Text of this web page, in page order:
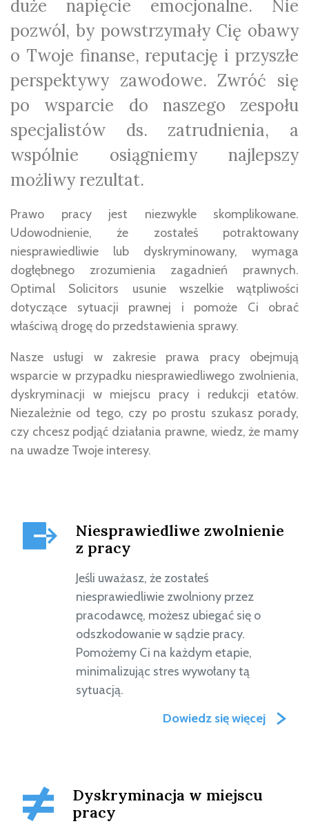
duże napięcie emocjonalne. Nie
pozwól, by powstrzymały Cię obawy
o Twoje finanse, reputację i przyszłe
perspektywy zawodowe. Zwróć się
po wsparcie do naszego zespołu
specjalistów ds. zatrudnienia, a
wspólnie osiągniemy najlepszy
możliwy rezultat.
Prawo pracy jest niezwykle skomplikowane.
Udowodnienie, że zostałeś potraktowany
niesprawiedliwie lub dyskryminowany, wymaga
dogłębnego zrozumienia zagadnień prawnych.
Optimal Solicitors usunie wszelkie wątpliwości
dotyczące sytuacji prawnej i pomoże Ci obrać
właściwą drogę do przedstawienia sprawy.
Nasze usługi w zakresie prawa pracy obejmują
wsparcie w przypadku niesprawiedliwego zwolnienia,
dyskryminacji w miejscu pracy i redukcji etatów.
Niezależnie od tego, czy po prostu szukasz porady,
czy chcesz podjąć działania prawne, wiedz, że mamy
na uwadze Twoje interesy.
Niesprawiedliwe zwolnienie
z pracy
Jeśli uważasz, że zostałeś
niesprawiedliwie zwolniony przez
pracodawcę, możesz ubiegać się o
odszkodowanie w sądzie pracy.
Pomożemy Ci na każdym etapie,
minimalizując stres wywołany tą
sytuacją.
Dowiedz się więcej
Dyskryminacja w miejscu
pracy